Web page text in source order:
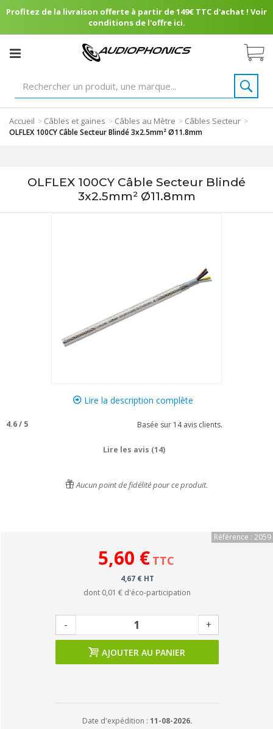
Profitez de la livraison offerte à partir de 149€ TTC d'achat ! Voir
conditions de l'offre ici.
Accueil > Câbles et gaines > Câbles au Mètre > Câbles Secteur >
OLFLEX 100CY Câble Secteur Blindé 3x2.5mm² Ø11.8mm
OLFLEX 100CY Câble Secteur Blindé
3x2.5mm² Ø11.8mm
Lire la description complète
4.6/ 5 Basée sur 14avis clients.
Lire les avis (14)
Aucun point de fidélité pour ce produit.
Référence : 2059
5,60 € TTC
4,67 € HT
dont 0,01 € d'éco-participation
- +
AJOUTER AU PANIER
Date d'expédition : 11-08-2026.